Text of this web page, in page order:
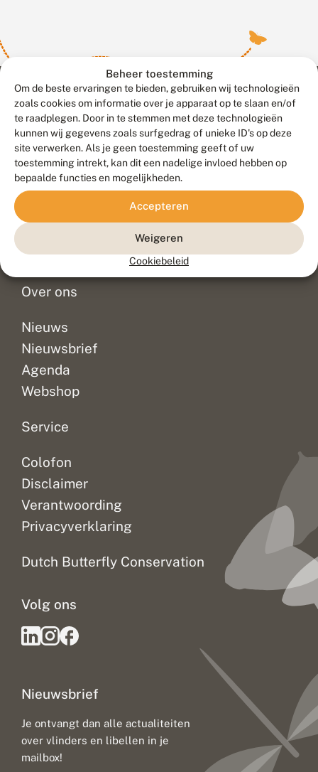
Beheer toestemming
Om de beste ervaringen te bieden, gebruiken wij technologieën
zoals cookies om informatie over je apparaat op te slaan en/of
te raadplegen. Door in te stemmen met deze technologieën
kunnen wij gegevens zoals surfgedrag of unieke ID's op deze
site verwerken. Als je geen toestemming geeft of uw
toestemming intrekt, kan dit een nadelige invloed hebben op
bepaalde functies en mogelijkheden.
Accepteren
Weigeren
Cookiebeleid
Contact
Veelgestelde vragen
Doneer
Over ons
Nieuws
Nieuwsbrief
Agenda
Webshop
Service
Colofon
Disclaimer
Verantwoording
Privacyverklaring
Dutch Butterfly Conservation
Nieuwsbrief
Je ontvangt dan alle actualiteiten
over vlinders en libellen in je
mailbox!
Volg ons
Meld waarnemingen© 2026 Vlinderstichting
Duurzaam ontwikkeld door
Go2People
, ontworpen door
Blue Field Agency
Privacy
Disclaimer
Sitemap